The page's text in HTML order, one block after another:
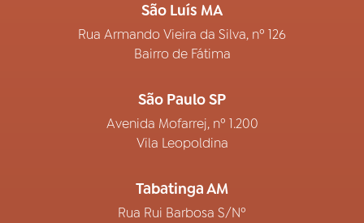
São Luís MA
Rua Armando Vieira da Silva, nº 126
Bairro de Fátima
São Paulo SP
Avenida Mofarrej, nº 1.200
Vila Leopoldina
Tabatinga AM
Rua Rui Barbosa S/Nº